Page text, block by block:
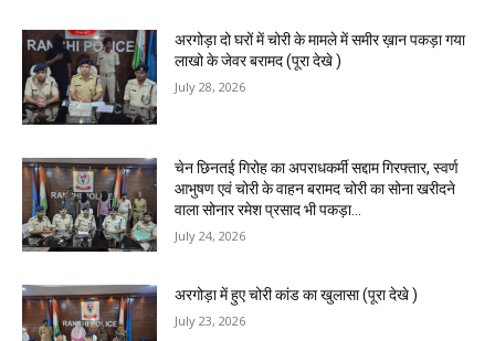
अरगोड़ा दो घरों में चोरी के मामले में समीर ख़ान पकड़ा गया
लाखो के जेवर बरामद (पूरा देखे )
July 28, 2026
चेन छिनतई गिरोह का अपराधकर्मी सद्दाम गिरफ्तार, स्वर्ण
आभुषण एवं चोरी के वाहन बरामद चोरी का सोना खरीदने
वाला सोनार रमेश प्रसाद भी पकड़ा...
July 24, 2026
अरगोड़ा में हुए चोरी कांड का खुलासा (पूरा देखे )
July 23, 2026